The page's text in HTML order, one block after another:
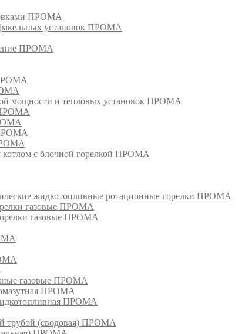
ПРОМА
установок ПРОМА
ПРОМА
мощности и тепловых установок ПРОМА
с блочной горелкой ПРОМА
жидкотопливные ротационные горелки ПРОМА
газовые ПРОМА
газовые ПРОМА
газовые ПРОМА
ПРОМА
ПРОМА
трубой (сводовая) ПРОМА